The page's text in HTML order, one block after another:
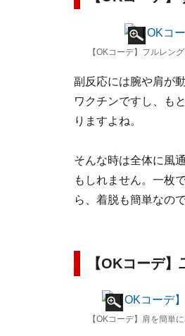
【OKコーデ】フルレン
副反応には腕や肩が
ワクチンですし、も
りますよね。
そんな時は全体に風
もしれません。一枚
ら、着脱も簡単なの
【OKコーデ
【OKコーデ】肩を簡単